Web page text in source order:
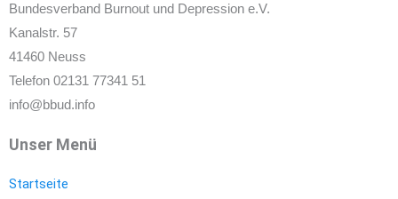
Bundesverband Burnout und Depression e.V.
Kanalstr. 57
41460 Neuss
Telefon 02131 77341 51
info@bbud.info
Unser Menü
Startseite